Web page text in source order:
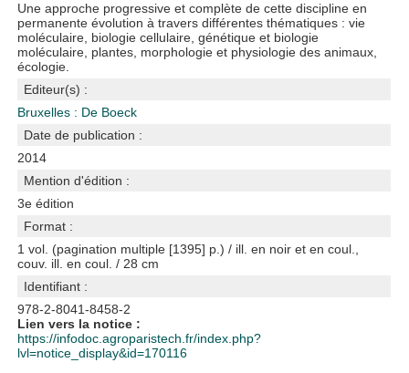
Une approche progressive et complète de cette discipline en
permanente évolution à travers différentes thématiques : vie
moléculaire, biologie cellulaire, génétique et biologie
moléculaire, plantes, morphologie et physiologie des animaux,
écologie.
Editeur(s) :
Bruxelles : De Boeck
Date de publication :
2014
Mention d'édition :
3e édition
Format :
1 vol. (pagination multiple [1395] p.) / ill. en noir et en coul.,
couv. ill. en coul. / 28 cm
Identifiant :
978-2-8041-8458-2
Lien vers la notice :
https://infodoc.agroparistech.fr/index.php?
lvl=notice_display&id=170116